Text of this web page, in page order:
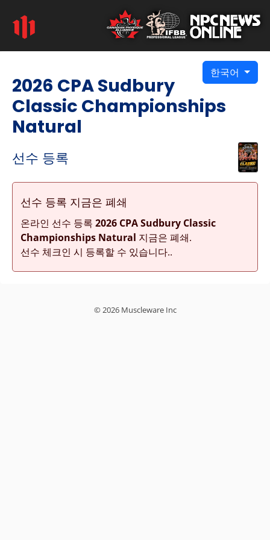
한국어
2026 CPA Sudbury
Classic Championships
Natural
선수 등록
선수 등록 지금은 폐쇄
온라인 선수 등록 2026 CPA Sudbury Classic
Championships Natural 지금은 폐쇄.
선수 체크인 시 등록할 수 있습니다..
© 2026 Muscleware Inc